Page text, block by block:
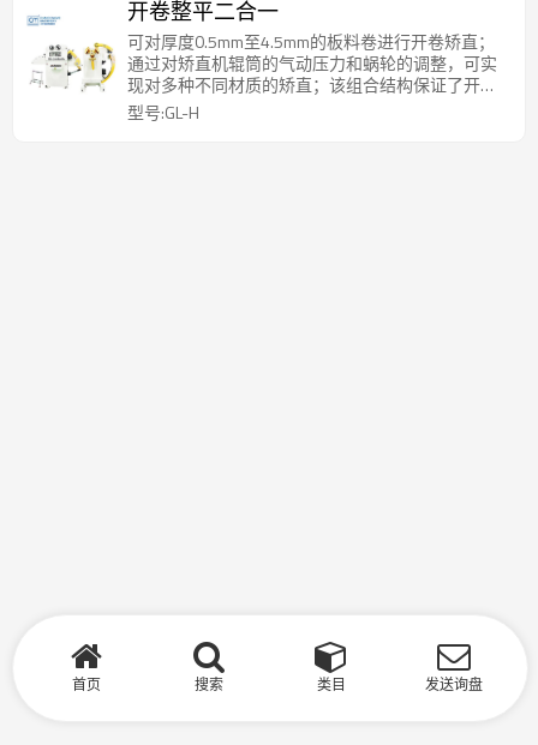
开卷整平二合一
可对厚度0.5mm至4.5mm的板料卷进行开卷矫直；
通过对矫直机辊筒的气动压力和蜗轮的调整，可实
现对多种不同材质的矫直；该组合结构保证了开卷
机与矫直机的同步，节省了工作空间。
型号:GL-H
首页 搜索 类目 发送询盘